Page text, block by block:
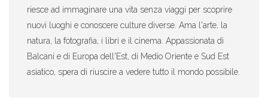
riesce ad immaginare una vita senza viaggi per scoprire
nuovi luoghi e conoscere culture diverse. Ama l'arte, la
natura, la fotografia, i libri e il cinema. Appassionata di
Balcani e di Europa dell'Est, di Medio Oriente e Sud Est
asiatico, spera di riuscire a vedere tutto il mondo possibile.